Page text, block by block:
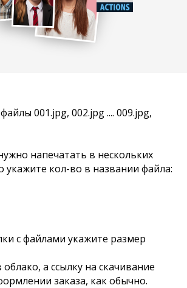
001.jpg, 002.jpg .... 009.jpg,
напечатать в нескольких
укажите кол-во в названии файла:
с файлами укажите размер
облако, а ссылку на скачивание
заказа, как обычно.